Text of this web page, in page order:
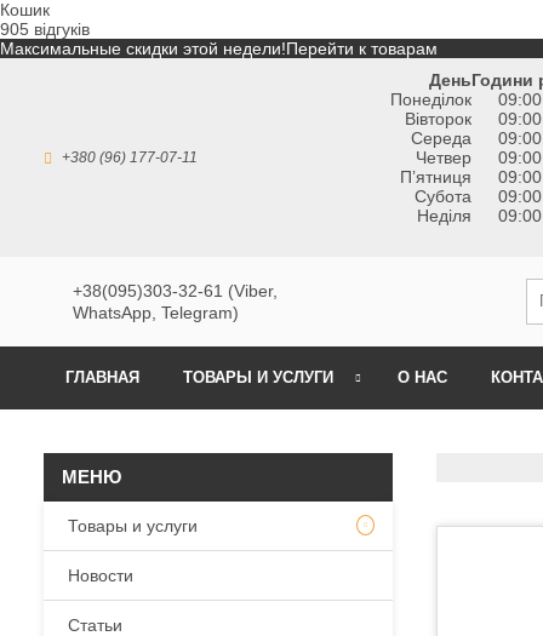
Кошик
905 відгуків
Максимальные скидки этой недели!Перейти к товарам
+380 (96) 177-07-11
ДеньГодини
Понеділок
Вівторок
Середа
Четвер
Пʼятниця
Субота
Неділя
+38(095)303-32-61 (Viber,
WhatsApp, Telegram)
ГЛАВНАЯ ТОВАРЫ И УСЛУГИ О НАС
Товары и услуги
Новости
Статьи